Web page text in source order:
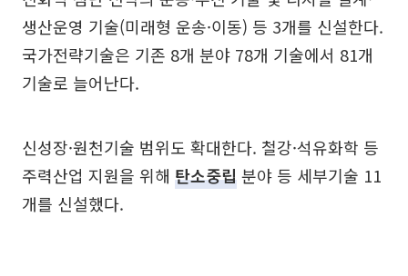
생산운영 기술(미래형 운송·이동) 등 3개를 신설한다.
국가전략기술은 기존 8개 분야 78개 기술에서 81개
기술로 늘어난다.
신성장·원천기술 범위도 확대한다. 철강·석유화학 등
주력산업 지원을 위해 탄소중립분야 등 세부기술 11
개를 신설했다.